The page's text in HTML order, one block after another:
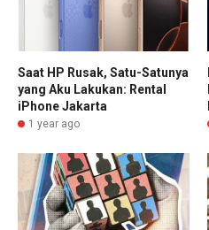
Saat HP Rusak, Satu-Satunya
yang Aku Lakukan: Rental
iPhone Jakarta
1 year ago